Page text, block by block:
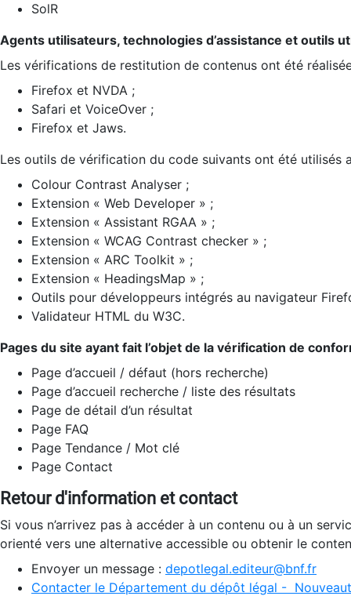
SolR
Agents utilisateurs, technologies d’assistance et outils
Les vérifications de restitution de contenus ont été
Firefox et NVDA ;
Safari et VoiceOver ;
Firefox et Jaws.
Les outils de vérification du code suivants ont été utilisés
Colour Contrast Analyser ;
Extension « Web Developer » ;
Extension « Assistant RGAA » ;
Extension « WCAG Contrast checker » ;
Extension « ARC Toolkit » ;
Extension « HeadingsMap » ;
Outils pour développeurs intégrés au navigateur
Validateur HTML du W3C.
Pages du site ayant fait l’objet de la vérification de
Page d’accueil / défaut (hors recherche)
Page d’accueil recherche / liste des résultats
Page de détail d’un résultat
Page FAQ
Page Tendance / Mot clé
Page Contact
Retour d'information et contact
Si vous n’arrivez pas à accéder à un contenu ou à un
orienté vers une alternative accessible ou obtenir le
Envoyer un message : depotlegal.editeur@bnf.fr
Contacter le Département du dépôt légal -